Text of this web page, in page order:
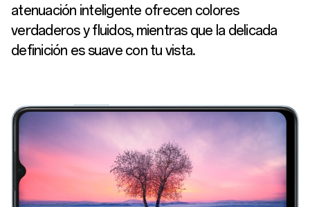
atenuación inteligente ofrecen colores
verdaderos y fluidos, mientras que la delicada
definición es suave con tu vista.